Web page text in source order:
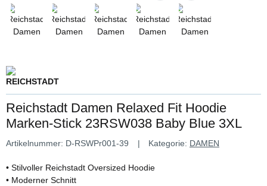
Reichstadt Damen Relaxed Fit Hoodie
Marken-Stick 23RSW038 Baby Blue 3XL
Artikelnummer: D-RSWPr001-39 Kategorie: DAMEN
• Stilvoller Reichstadt Oversized Hoodie
• Moderner Schnitt